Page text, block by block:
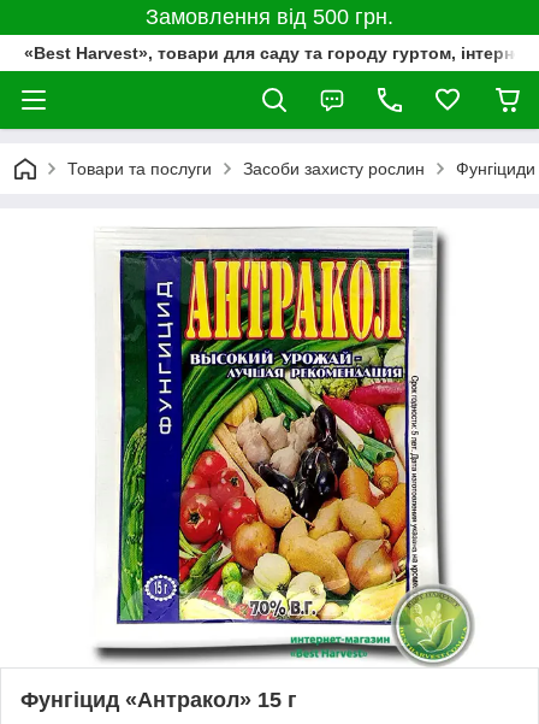
Замовлення від 500 грн.
«Best Harvest», товари для саду та городу гуртом,
Товари та послуги Засоби захисту рослин Фунгіциди
Фунгіцид «Антракол» 15 г